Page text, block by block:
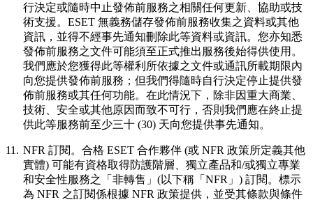
行決定或隨時中止發佈前服務之相關任何更新、協助或技
術支援。ESET 無義務儲存發佈前服務收集之資料或其他
資訊，並得不經事先通知刪除此等資料或資訊。您亦知悉
發佈前服務之文件可能須至正式推出服務後始得供使用。
我們應於您獲得此等權利所依據之文件或通訊所載期限內
向您提供發佈前服務；但我們得隨時自行決定停止提供發
佈前服務或其任何功能。在此情況下，除非因重大商業、
技術、安全或其他原因而致不可行，否則我們應在終止提
供此等服務前至少三十 (30) 天向您提供事先通知。
11. NFR 訂閱。 合格 ESET 合作夥伴 (或 NFR 政策所定義其他
實體) 可能有資格取得防護階層、獨立產品和/或獨立專業
和安全性服務之「非轉售」(以下稱「 NFR 」) 訂閱。標示
為 NFR 之訂閱係根據 NFR 政策提供，並受其條款與條件